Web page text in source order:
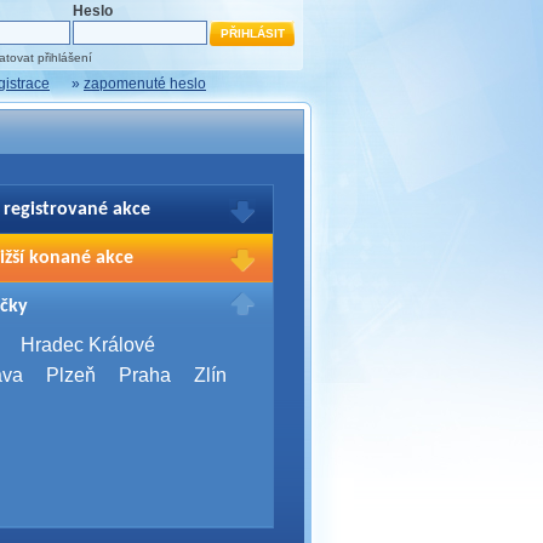
Heslo
přihlášení
» zapomenuté heslo
registrované akce
Vašich registrací na akce
přihlašte.
konané akce
2026
Brno
Server Bootcamp 2026
Hradec Králové
Plzeň Praha Zlín